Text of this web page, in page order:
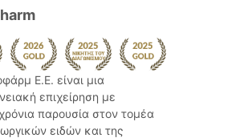
Ε.Ε. είναι μια
επιχείρηση με
παρουσία στον τομέα
ειδών και της